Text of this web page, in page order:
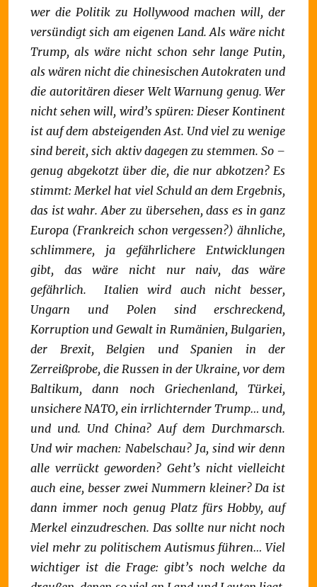
wer die Politik zu Hollywood machen will, der
versündigt sich am eigenen Land.Als wäre nicht
Trump, als wäre nicht schon sehr lange Putin,
als wären nicht die chinesischen Autokraten und
die autoritären dieser Welt Warnung genug.Wer
nicht sehen will, wird’s spüren: Dieser Kontinent
ist auf dem absteigenden Ast. Und viel zu wenige
sind bereit, sich aktiv dagegen zu stemmen. So –
genug abgekotzt über die, die nur abkotzen? Es
stimmt: Merkel hat viel Schuld an dem Ergebnis,
das ist wahr.Aber zu übersehen, dass es in ganz
Europa (Frankreich schon vergessen?) ähnliche,
schlimmere, ja gefährlichere Entwicklungen
gibt, das wäre nicht nur naiv, das wäre
gefährlich.
Italien wird auch nicht besser,
Ungarn und Polen sind erschreckend,
Korruption und Gewalt in Rumänien, Bulgarien,
der Brexit, Belgien und Spanien in der
Zerreißprobe, die Russen in der Ukraine, vor dem
Baltikum, dann noch Griechenland, Türkei,
unsichere NATO, ein irrlichternder Trump… und,
und und. Und China? Auf dem Durchmarsch.
Und wir machen: Nabelschau? Ja, sind wir denn
alle verrückt geworden?Geht’s nicht vielleicht
auch eine, besser zwei Nummern kleiner?Da ist
dann immer noch genug Platz fürs Hobby, auf
Merkel einzudreschen. Das sollte nur nicht noch
viel mehr zu politischem Autismus führen… Viel
wichtiger ist die Frage: gibt’s noch welche da